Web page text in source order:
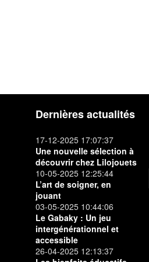
Dernières actualités
17-12-2025 17:07:37
Une nouvelle sélection à
découvrir chez Lilojouets
10-05-2025 12:25:44
L’art de soigner, en
jouant
03-05-2025 10:44:06
Le Gabaky : Un jeu
intergénérationnel et
accessible
26-04-2025 12:13:37